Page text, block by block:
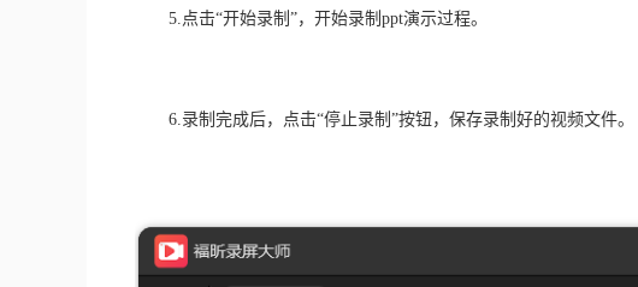
5.点击“开始录制”，开始录制ppt演示过程。
6.录制完成后，点击“停止录制”按钮，保存录制好的视频文件。